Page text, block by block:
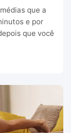
que a
e por
que você